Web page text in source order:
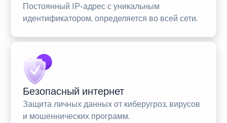
Постоянный IP-адрес с уникальным
идентификатором, определяется во всей сети.
Безопасный интернет
Защита личных данных от киберугроз, вирусов
и мошеннических программ.